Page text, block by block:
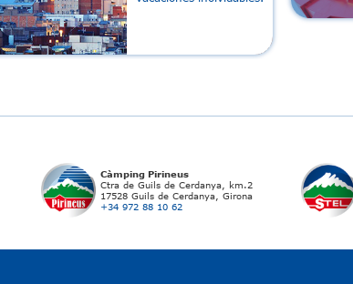
Càmping Pirineus
Ctra de Guils de Cerdanya, km.2
17528 Guils de Cerdanya, Girona
+34 972 88 10 62